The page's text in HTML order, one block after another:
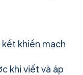
khiến mạch
khi viết và áp